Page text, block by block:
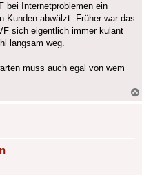
bei Internetproblemen ein
Kunden abwälzt. Früher war das
sich eigentlich immer kulant
langsam weg.
muss auch egal von wem